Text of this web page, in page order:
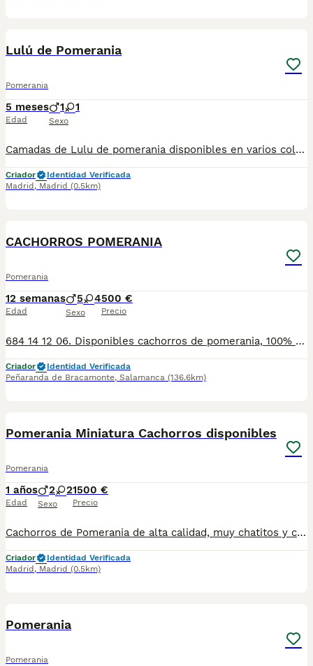
Lulú de Pomerania
Pomerania
5 meses
Edad
1 1
Sexo
Camadas de Lulu de pomerania disponibles en varios colores y tonalidades. Machos y hembras. Criadores responsables y familiares. Se entregan a partir de 2 meses de edad y sus vacunas correspondientes, desparasitados. Todos los cachorros son descendientes de las mejores líneas nacionales. Se entregan en toda España con transporte de alta calidad preparado para animales, van en vehículo climatizado con chófer particular a cargo del comprador. Si tienes dudas o consultas sobre la raza, podemos resolver tus dudas por whats app ;) Abogamos por una cría nacional (no en países del este) en un ambiente familiar con personas con vocación en una cría ética y responsable, y que por encima de todo, aman a los animales Teléfono / Whats app: 641 92 23 90
Criador
Identidad Verificada
Madrid , Madrid (0.5km)
CACHORROS POMERANIA
Pomerania
12 semanas
Edad
5 4
Sexo
500 €
Precio
684 14 12 06. Disponibles cachorros de pomerania, 100% puros, con su certificado de pureza. Cachorros nacionales, criados en ambiente familiar, con mas de 15 años de experiencia. Calidad excelente, muy buen carácter y una perfecta morfología. Se entregan vacunados, desparasitados, con cartilla sanitaria, chip, pasaporte, contrato de compraventa y garantías víricas y congénitas por escrito. No busques más, ponte en contacto con nosotros a través de WhatsApp o llamadas en el 684 14 12 06 o encuéntranos en Instagram en @mascotas_ops
Criador
Identidad Verificada
Peñaranda de Bracamonte, Salamanca (136.6km)
Pomerania Miniatura Cachorros disponibles
Pomerania
1 años
Edad
2 2
Sexo
1500 €
Precio
Cachorros de Pomerania de alta calidad, muy chatitos y con mucho pelo. Criadores serios y responsables. Criamos perros como debe hacerse: con respeto, paciencia y amor. Altodelpago es sinónimo de calidad, responsabilidad y compromiso con el bienestar animal. altodelpago.es · teléfono de atención 24 h -- 679 67 30 10 -- Disponible Washtapp y llamada.
Criador
Identidad Verificada
Madrid , Madrid (0.5km)
Pomerania
Pomerania